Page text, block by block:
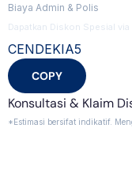
Biaya Admin & Polis
Dapatkan Diskon Spesial via
CENDEKIA5
COPY
Konsultasi & Klaim
*Estimasi bersifat indikatif.